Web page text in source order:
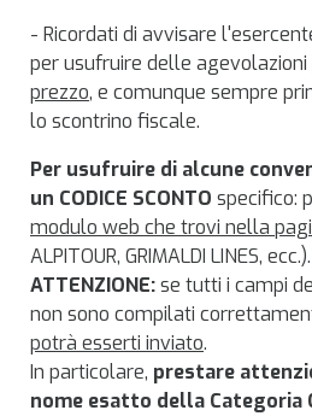
- Ricordati di avvisare
per usufruire delle agevolazioni
prezzo, e comunque sempre
lo scontrino fiscale.
Per usufruire di alcune
un CODICE SCONTO specifico:
modulo web che trovi nella
ALPITOUR, GRIMALDI LINES, ecc.).
ATTENZIONE:se tutti i campi
non sono compilati
potrà esserti inviato.
In particolare, prestare
nome esatto della Categoria